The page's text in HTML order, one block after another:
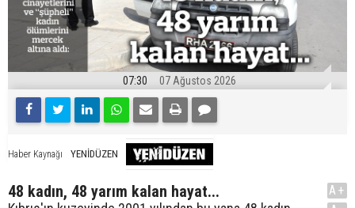
07:30 07 Ağustos 2026
Haber Kaynağı YENİDÜZEN
48 kadın, 48 yarım kalan hayat...
A+